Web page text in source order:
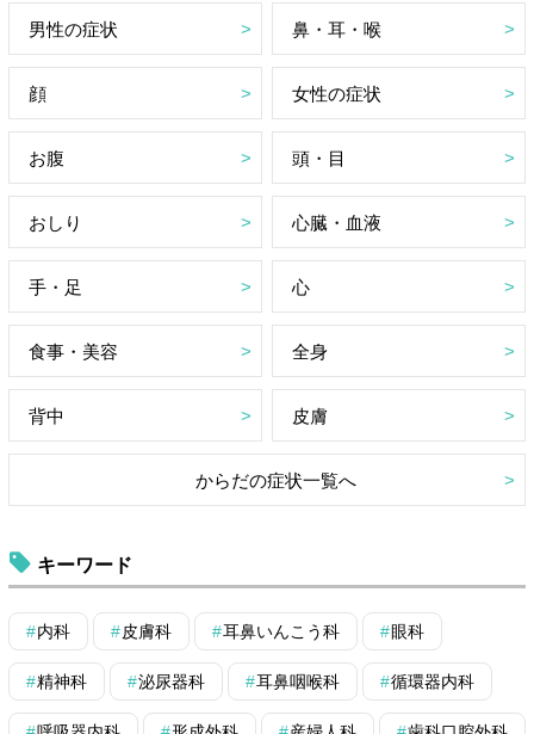
男性の症状 鼻・耳・喉
顔 女性の症状
お腹 頭・目
おしり 心臓・血液
手・足 心
食事・美容 全身
背中 皮膚
からだの症状一覧へ
キーワード
内科 皮膚科 耳鼻いんこう科 眼科
精神科 泌尿器科 耳鼻咽喉科 循環器内科